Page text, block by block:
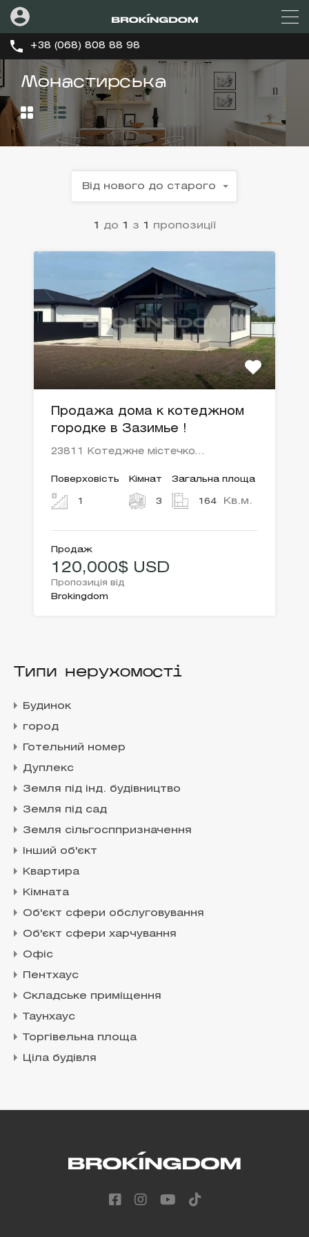
+38 (068) 808 88 98
Монастирська
1 до 1 з 1 пропозиції
Від нового до старого
Продажа дома к котеджном
городке в Зазимье !
23811 Котеджне містечко…
Поверховість
1
Кімнат
3
Загальна площа
164 Кв.м.
Продаж
120,000$ USD
Пропозиція від
Brokingdom
Типи нерухомості
Будинок
город
Готельний номер
Дуплекс
Земля під інд. будівництво
Земля під сад
Земля сільгосппризначення
Інший об'єкт
Квартира
Кімната
Об'єкт сфери обслуговування
Об'єкт сфери харчування
Офіс
Пентхаус
Складське приміщення
Таунхаус
Торгівельна площа
Ціла будівля